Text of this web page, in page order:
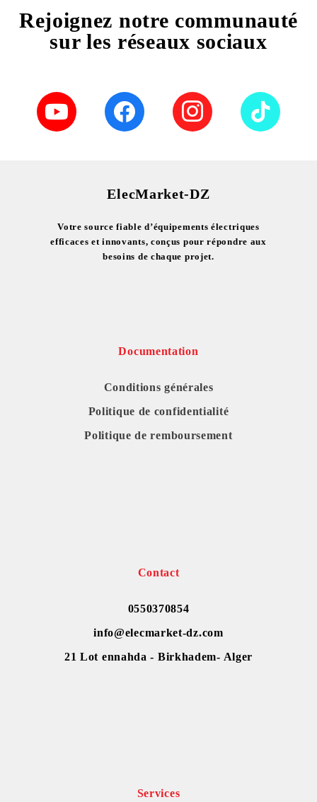
Rejoignez notre communauté
sur les réseaux sociaux
ElecMarket-DZ
Votre source fiable d’équipements électriques
efficaces et innovants, conçus pour répondre aux
besoins de chaque projet.
Documentation
Conditions générales
Politique de confidentialité
Politique de remboursement
Contact
0550370854
info@elecmarket-dz.com
21 Lot ennahda - Birkhadem- Alger
Services